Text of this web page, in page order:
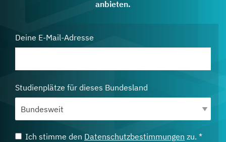
anbieten.
Deine E-Mail-Adresse
Studienplätze für dieses Bundesland
Ich stimme den Datenschutzbestimmungen zu. *